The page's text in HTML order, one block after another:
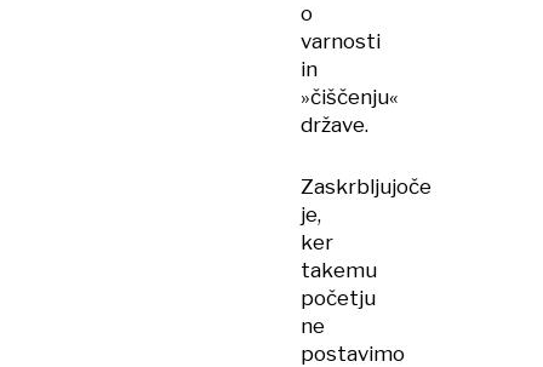
o
varnosti
in
»čiščenju«
države.
Zaskrbljujoče
je,
ker
takemu
početju
ne
postavimo